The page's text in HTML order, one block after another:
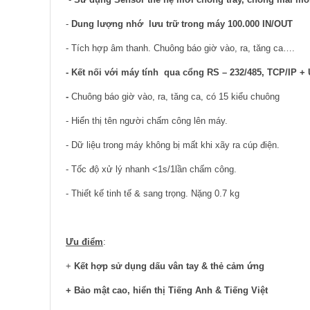
- Dung lượng nhớ lưu trữ trong máy 100.000 IN/OUT
- Tích hợp âm thanh. Chuông báo giờ vào, ra, tăng ca….
- Kết nối với máy tính qua cổng RS – 232/485, TCP/IP +
- Chuông báo giờ vào, ra, tăng ca, có 15 kiểu chuông
- Hiển thị tên người chấm công lên máy.
- Dữ liệu trong máy không bị mất khi xãy ra cúp điện.
- Tốc độ xử lý nhanh <1s/1lần chấm công.
- Thiết kế tinh tế & sang trọng. Nặng 0.7 kg
Ưu điểm:
+ Kết hợp sử dụng dấu vân tay & thẻ cảm ứng
+ Bảo mật cao, hiển thị Tiếng Anh & Tiếng Việt